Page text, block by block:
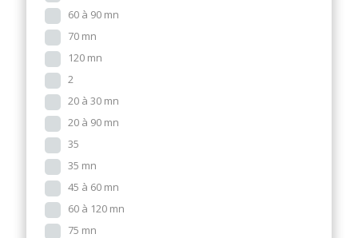
60 à 90 mn
70 mn
120 mn
2
20 à 30 mn
20 à 90 mn
35
35 mn
45 à 60 mn
60 à 120 mn
75 mn